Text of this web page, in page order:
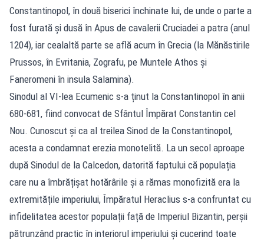
Constantinopol, în două biserici închinate lui, de unde o parte a
fost furată şi dusă în Apus de cavalerii Cruciadei a patra (anul
1204), iar cealaltă parte se află acum în Grecia (la Mănăstirile
Prussos, în Evritania, Zografu, pe Muntele Athos şi
Faneromeni în insula Salamina).
Sinodul al VI-lea Ecumenic s-a ținut la Constantinopol în anii
680-681, fiind convocat de Sfântul Împărat Constantin cel
Nou. Cunoscut și ca al treilea Sinod de la Constantinopol,
acesta a condamnat erezia monotelită. La un secol aproape
după Sinodul de la Calcedon, datorită faptului că populația
care nu a îmbrățișat hotărârile și a rămas monofizită era la
extremitățile imperiului, Împăratul Heraclius s-a confruntat cu
infidelitatea acestor populații față de Imperiul Bizantin, perșii
pătrunzând practic în interiorul imperiului și cucerind toate